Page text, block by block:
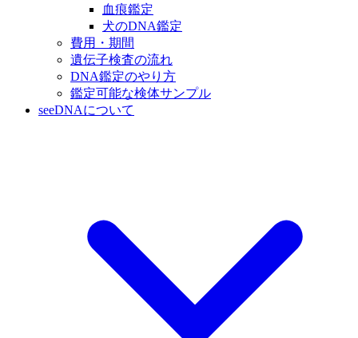
血痕鑑定
犬のDNA鑑定
費用・期間
遺伝子検査の流れ
DNA鑑定のやり方
鑑定可能な検体サンプル
seeDNAについて